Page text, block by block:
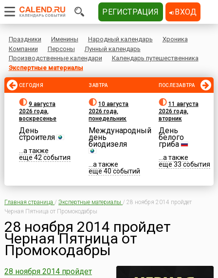
Праздники Именины Народный календарь
Хроника
Компании
Персоны
Лунный календарь
Производственные календари
Календарь путешественника
Экспертные материалы
СЕГОДНЯ
9 августа
2026 года,
воскресенье
День
строителя
...а также
еще 42 события
ЗАВТРА
10 августа
2026 года,
понедельник
Международный
день
биодизеля
...а также
еще 40 событий
ПОСЛЕЗАВТРА
11 августа
2026 года,
вторник
День
белого
гриба
...а также
еще 33 события
Главная страница / Экспертные материалы / 28 ноября 2014 пройдет
Черная Пятница от Промокодабры
28 ноября 2014 пройдет
Черная Пятница от
Промокодабры
28 ноября 2014 пройдет
РЕГИСТРАЦИЯ ВХОД